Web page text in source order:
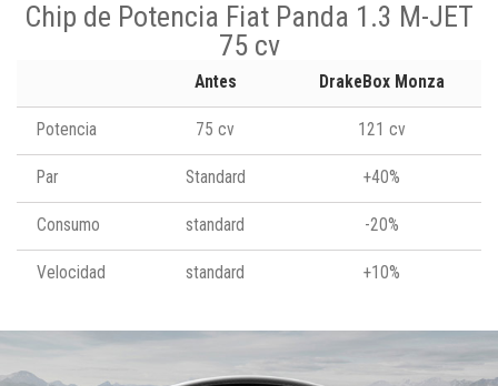
Chip de Potencia Fiat Panda 1.3 M-JET
75 cv
Antes DrakeBox Monza
Potencia 75 cv 121 cv
Par Standard +40%
Consumo standard -20%
Velocidad standard +10%